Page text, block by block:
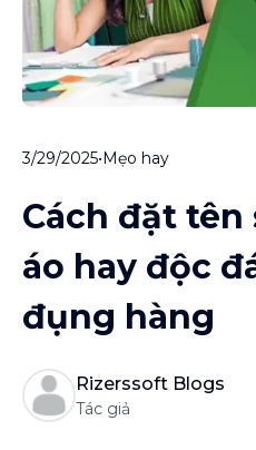
3/29/2025•Mẹo hay
Cách đặt
áo hay độc
đụng hàng
Rizerssoft Blogs
Tác giả